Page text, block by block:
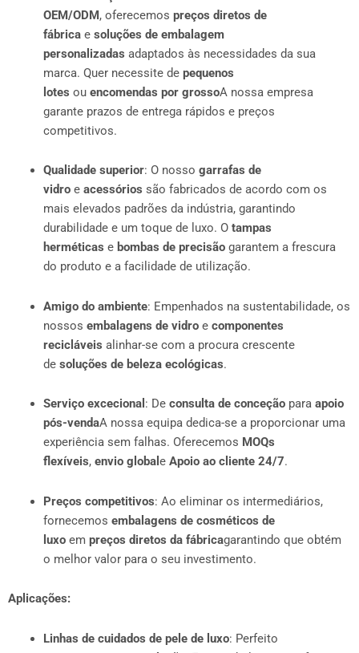
OEM/ODM, oferecemos preços diretos de
fábricae soluções de embalagem
personalizadas adaptados às necessidades da sua
marca. Quer necessite de pequenos
lotes ou encomendas por grossoA nossa empresa
garante prazos de entrega rápidos e preços
competitivos.
Qualidade superior: O nosso garrafas de
vidroe acessórios são fabricados de acordo com os
mais elevados padrões da indústria, garantindo
durabilidade e um toque de luxo. O tampas
herméticas e bombas de precisãogarantem a frescura
do produto e a facilidade de utilização.
Amigo do ambiente: Empenhados na sustentabilidade, os
nossos embalagens de vidroe componentes
recicláveis alinhar-se com a procura crescente
de soluções de beleza ecológicas.
Serviço excecional : De consulta de conceçãopara apoio
pós-vendaA nossa equipa dedica-se a proporcionar uma
experiência sem falhas. Oferecemos MOQs
flexíveis, envio global e Apoio ao cliente 24/7.
Preços competitivos: Ao eliminar os intermediários,
fornecemos embalagens de cosméticos de
luxoem preços diretos da fábricagarantindo que obtém
o melhor valor para o seu investimento.
Aplicações:
Linhas de cuidados de pele de luxo: Perfeito